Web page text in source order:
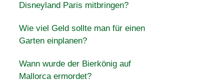
Disneyland Paris mitbringen?
Wie viel Geld sollte man für einen
Garten einplanen?
Wann wurde der Bierkönig auf
Mallorca ermordet?